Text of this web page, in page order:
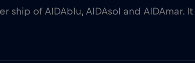
ship of AIDAblu, AIDAsol and AIDAmar.